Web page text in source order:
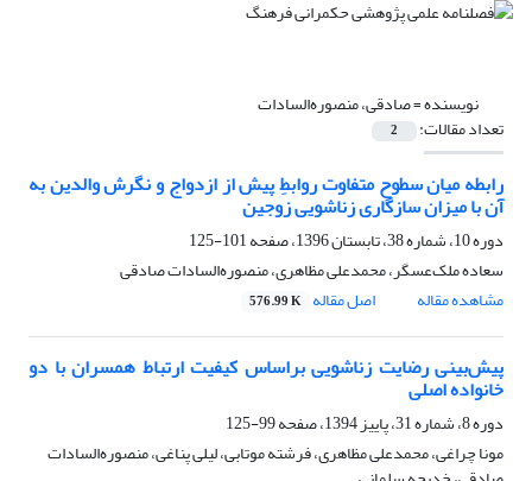
نویسنده =صادقی، منصوره‌السادات
تعداد مقالات: 2
رابطه میان سطوح متفاوت روابطِ پیش از ازدواج و نگرش والدین به
آن با میزان سازگاری زناشویی زوجین
دوره 10، شماره 38، تابستان 1396، صفحه
101-125
سعاده ملک‌عسگر، محمدعلی مظاهری، منصوره‌السادات صادقی
مشاهده مقاله
اصل مقاله 576.99 K
پیش‌بینی رضایت زناشویی براساس کیفیت ارتباط همسران با دو
خانواده‌ اصلی
دوره 8، شماره 31، پاییز 1394، صفحه
99-125
مونا چراغی، محمدعلی مظاهری، فرشته موتابی، لیلی پناغی، منصوره‌السادات